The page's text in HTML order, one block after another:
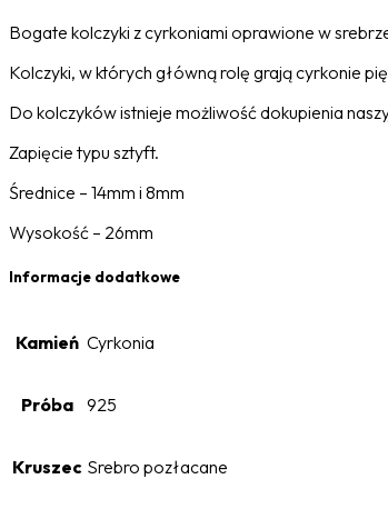
Bogate kolczyki z cyrkoniami oprawione w
Kolczyki, w których główną rolę grają cyrkonie
Do kolczyków istnieje możliwość dokupienia
Zapięcie typu sztyft.
Średnice – 14mm i 8mm
Wysokość – 26mm
Informacje dodatkowe
Kamień Cyrkonia
Próba 925
Kruszec Srebro pozłacane